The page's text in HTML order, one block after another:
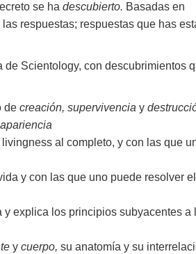
se ha descubierto. Basadas en
las respuestas; respuestas que has
Scientology, con descubrimientos
de creación, supervivencia y
apariencia
al completo, y con las que
y con las que uno puede resolver el
y explica los principios subyacentes a
y cuerpo, su anatomía y su